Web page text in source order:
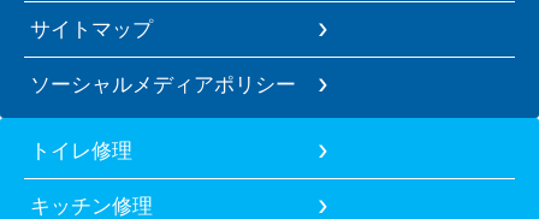
サイトマップ
ソーシャルメディアポリシー
トイレ修理
キッチン修理